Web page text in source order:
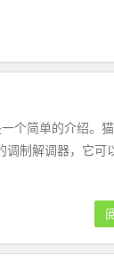
个简单的介绍。
制解调器，它可